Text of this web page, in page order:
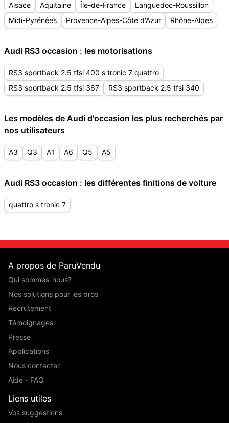
Alsace Aquitaine Île-de-France
Languedoc-Roussillon
Midi-Pyrénées
Provence-Alpes-Côte d'Azur Rhône-Alpes
Audi RS3 occasion : les motorisations
RS3 sportback 2.5 tfsi 400 s tronic 7 quattro
RS3 sportback 2.5 tfsi 367
RS3 sportback 2.5 tfsi 340
Les modèles de Audi d'occasion les plus recherchés par
nos utilisateurs
A3 Q3 A1 A6 Q5 A5
Audi RS3 occasion : les différentes finitions de voiture
quattro s tronic 7
A propos de ParuVendu
Qui sommes-nous?
Nos solutions pour les pros
Recrutement
Témoignages
Presse
Applications
Nous contacter
Aide - FAQ
Liens utiles
Vos suggestions